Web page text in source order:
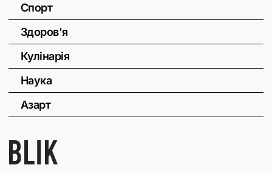
Спорт
Здоров'я
Кулінарія
Наука
Азарт